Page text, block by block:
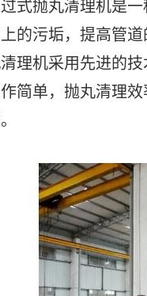
式抛丸清理机是
的污垢，提高管
理机采用先进的
简单，抛丸清理